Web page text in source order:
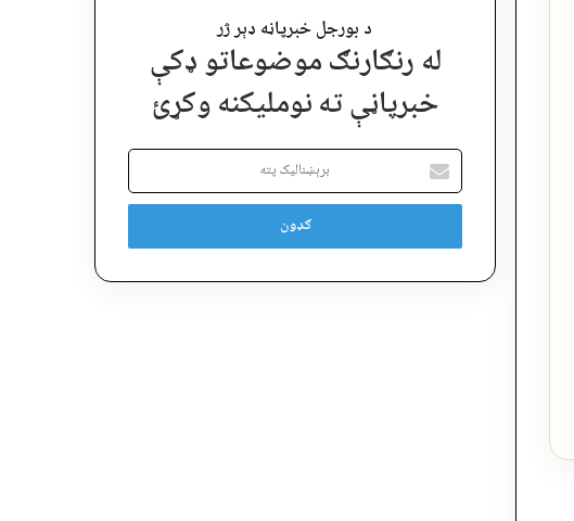
د بورجل خبرپاڼه ډېر ژر
له رنګارنګ موضوعاتو ډکې
خبرپاڼې ته نوملیکنه وکړئ
برېښنالیک
پته